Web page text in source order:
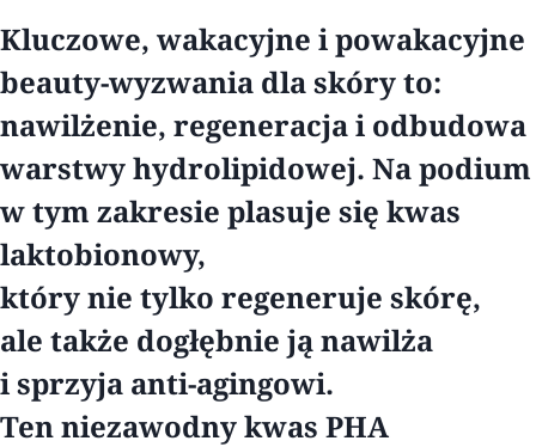
Kluczowe, wakacyjne i powakacyjne
beauty-wyzwania dla skóry to:
nawilżenie, regeneracja i odbudowa
warstwy hydrolipidowej. Na podium
w tym zakresie plasuje się kwas
laktobionowy,
który nie tylko regeneruje skórę,
ale także dogłębnie ją nawilża
i sprzyja anti-agingowi.
Ten niezawodny kwas PHA